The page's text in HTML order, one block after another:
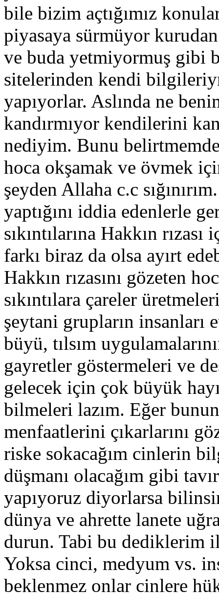
bile bizim açtığımız
piyasaya sürmüyor
ve buda yetmiyormuş gibi
sitelerinden kendi
yapıyorlar. Aslında ne
kandırmıyor kendilerini
nediyim. Bunu
hoca okşamak ve övmek
şeyden Allaha c.c
yaptığını iddia edenlerle
sıkıntılarına Hakkın
farkı biraz da olsa ayırt
Hakkın rızasını gözeten
sıkıntılara çareler
şeytani grupların insanları
büyü, tılsım
gayretler göstermeleri ve
gelecek için çok büyük
bilmeleri lazım. Eğer bunun
menfaatlerini çıkarlarını
riske sokacağım cinlerin
düşmanı olacağım gibi
yapıyoruz diyorlarsa
dünya ve ahrette lanete
durun. Tabi bu dediklerim
Yoksa cinci, medyum vs.
beklenmez onlar cinlere